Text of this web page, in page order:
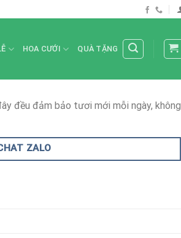
HOA CƯỚI QUÀ TẶNG
đều đảm bảo tươi mới mỗi ngày, không
ZALO